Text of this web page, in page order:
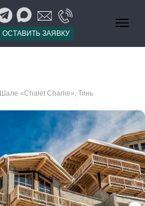
ОСТАВИТЬ ЗАЯВКУ
Шале «Chalet Charlie», Тинь